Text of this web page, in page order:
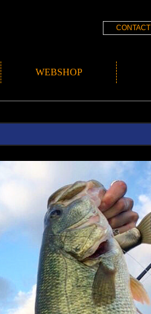
CONTACT
WEBSHOP